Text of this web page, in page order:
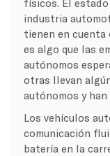
industria
tienen en cuenta
es algo que las
autónomos
otras llevan
autónomos y han
Los vehículos
comunicación
batería en la